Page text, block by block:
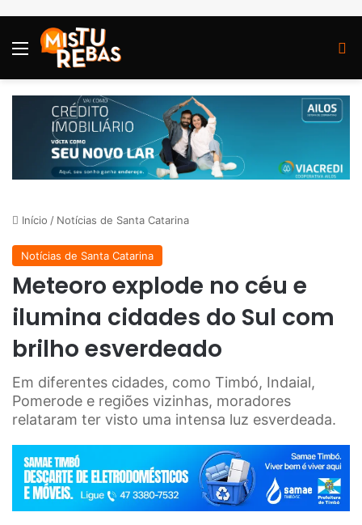
Menu
Início / Notícias de Santa Catarina
Notícias de Santa Catarina
Meteoro explode no céu e
ilumina cidades do Sul com
brilho esverdeado
Em diferentes cidades, como Timbó, Indaial,
Pomerode e regiões vizinhas, moradores
relataram ter visto uma intensa luz esverdeada.